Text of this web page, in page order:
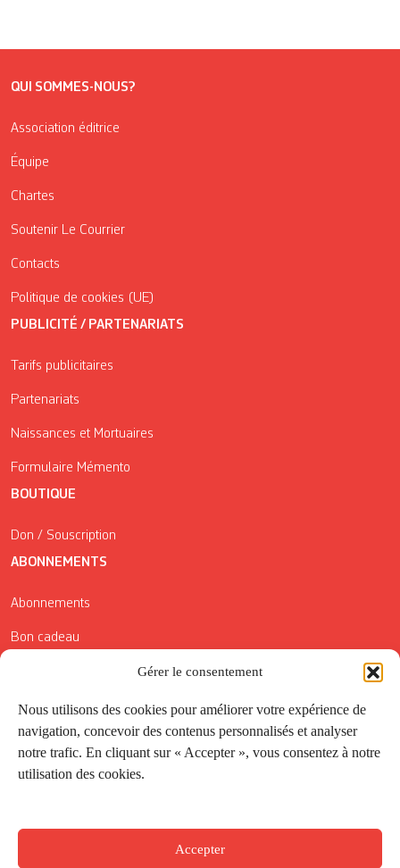
Gérer le consentement
Nous utilisons des cookies pour améliorer votre expérience de
navigation, concevoir des contenus personnalisés et analyser
notre trafic. En cliquant sur « Accepter », vous consentez à notre
utilisation des cookies.
Accepter
QUI SOMMES-NOUS?
Association éditrice
Équipe
Chartes
Soutenir Le Courrier
Contacts
Politique de cookies (UE)
PUBLICITÉ / PARTENARIATS
Tarifs publicitaires
Partenariats
Naissances et Mortuaires
Formulaire Mémento
BOUTIQUE
Don / Souscription
ABONNEMENTS
Abonnements
Bon cadeau
Conditions générales de vente
Réductions de la Carte Côté Courrier
Application